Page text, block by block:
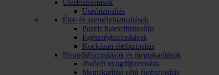
Utasbiztosítások
Utasbiztosítás
Élet- és személybiztosítások
Puzzle balesetbiztosítás
Egészségbiztosítások
Kockázati életbiztosítás
Nyugdíjbiztosítások és megtakarítások
Jövőcél nyugdíjbiztosítás
Megtakarítási célú életbiztosítás